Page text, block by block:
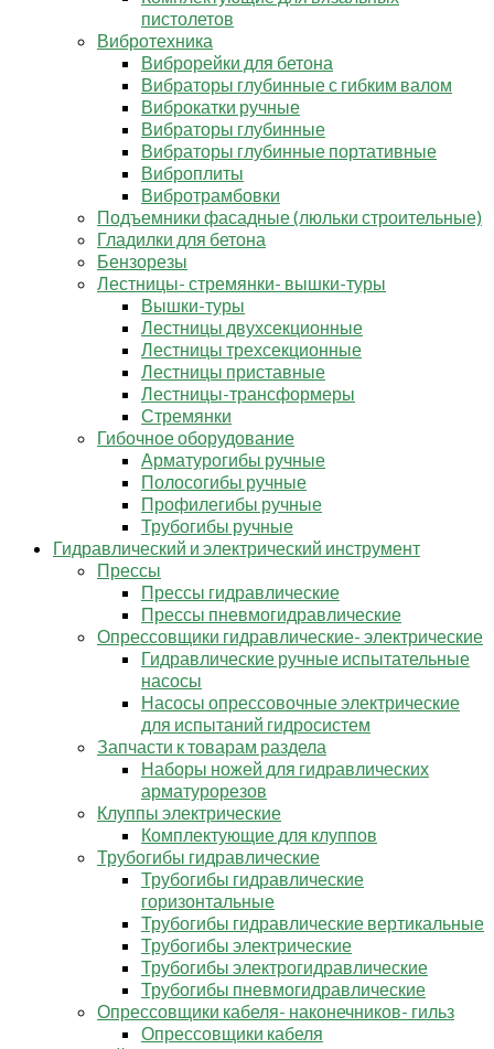
пистолетов
Вибротехника
Виброрейки для бетона
Вибраторы глубинные с гибким валом
Виброкатки ручные
Вибраторы глубинные
Вибраторы глубинные портативные
Виброплиты
Вибротрамбовки
Подъемники фасадные (люльки строительные)
Гладилки для бетона
Бензорезы
Лестницы- стремянки- вышки-туры
Вышки-туры
Лестницы двухсекционные
Лестницы трехсекционные
Лестницы приставные
Лестницы-трансформеры
Стремянки
Гибочное оборудование
Арматурогибы ручные
Полосогибы ручные
Профилегибы ручные
Трубогибы ручные
Гидравлический и электрический инструмент
Прессы
Прессы гидравлические
Прессы пневмогидравлические
Опрессовщики гидравлические- электрические
Гидравлические ручные испытательные
насосы
Насосы опрессовочные электрические
для испытаний гидросистем
Запчасти к товарам раздела
Наборы ножей для гидравлических
арматурорезов
Клуппы электрические
Комплектующие для клуппов
Трубогибы гидравлические
Трубогибы гидравлические
горизонтальные
Трубогибы гидравлические вертикальные
Трубогибы электрические
Трубогибы электрогидравлические
Трубогибы пневмогидравлические
Опрессовщики кабеля- наконечников- гильз
Опрессовщики кабеля